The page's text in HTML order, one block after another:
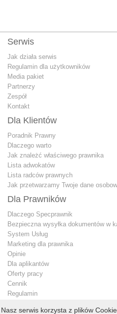
Serwis
Jak działa serwis
Regulamin dla użytkowników
Media pakiet
Partnerzy
Zespół
Kontakt
Dla Klientów
Poradnik Prawny
Dlaczego warto
Jak znależć właściwego prawnika
Lista adwokatów
Lista radców prawnych
Jak przetwarzamy Twoje dane
Dla Prawników
Dlaczego Specprawnik
Bezpieczna wysyłka dokumentów w
System Usług
Marketing dla prawnika
Opinie
Dla aplikantów
Oferty pracy
Cennik
Regulamin
Nasz serwis korzysta z plików